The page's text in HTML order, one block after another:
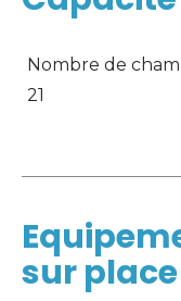
Nombre de
21
sur place